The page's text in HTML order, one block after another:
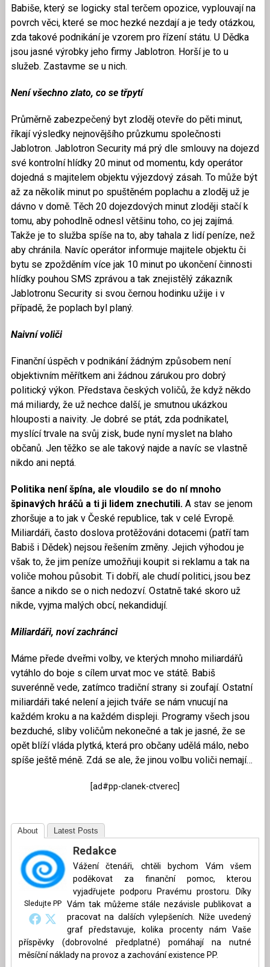
Babiše, který se logicky stal terčem opozice, vyplouvají na
povrch věci, které se moc hezké nezdají a je tedy otázkou,
zda takové podnikání je vzorem pro řízení státu. U Dědka
jsou jasné výrobky jeho firmy Jablotron. Horší je to u
služeb. Zastavme se u nich.
Není všechno zlato, co se třpytí
Průměrně zabezpečený byt zloděj otevře do pěti minut,
říkají výsledky nejnovějšího průzkumu společnosti
Jablotron. Jablotron Security má prý dle smlouvy na dojezd
své kontrolní hlídky 20 minut od momentu, kdy operátor
dojedná s majitelem objektu výjezdový zásah. To může být
až za několik minut po spuštěném poplachu a zloděj už je
dávno v domě. Těch 20 dojezdových minut zloději stačí k
tomu, aby pohodlně odnesl většinu toho, co jej zajímá.
Takže je to služba spíše na to, aby tahala z lidí peníze, než
aby chránila. Navíc operátor informuje majitele objektu či
bytu se zpožděním více jak 10 minut po ukončení činnosti
hlídky pouhou SMS zprávou a tak znejistělý zákazník
Jablotronu Security si svou černou hodinku užije i v
případě, že poplach byl planý.
Naivní voliči
Finanční úspěch v podnikání žádným způsobem není
objektivním měřítkem ani žádnou zárukou pro dobrý
politický výkon. Představa českých voličů, že když někdo
má miliardy, že už nechce další, je smutnou ukázkou
hlouposti a naivity. Je dobré se ptát, zda podnikatel,
myslící trvale na svůj zisk, bude nyní myslet na blaho
občanů. Jen těžko se ale takový najde a navíc se vlastně
nikdo ani neptá.
Politika není špína, ale vloudilo se do ní mnoho
špinavých hráčů a ti ji lidem znechutili. A stav se jenom
zhoršuje a to jak v České republice, tak v celé Evropě.
Miliardáři, často doslova protěžováni dotacemi (patří tam
Babiš i Dědek) nejsou řešením změny. Jejich výhodou je
však to, že jim peníze umožňuji koupit si reklamu a tak na
voliče mohou působit. Ti dobří, ale chudí politici, jsou bez
šance a nikdo se o nich nedozví. Ostatně také skoro už
nikde, vyjma malých obcí, nekandidují.
Miliardáři, noví zachránci
Máme přede dveřmi volby, ve kterých mnoho miliardářů
vytáhlo do boje s cílem urvat moc ve státě. Babiš
suverénně vede, zatímco tradiční strany si zoufají. Ostatní
miliardáři také nelení a jejich tváře se nám vnucují na
každém kroku a na každém displeji. Programy všech jsou
bezduché, sliby voličům nekonečné a tak je jasné, že se
opět blíží vláda plytká, která pro občany udělá málo, nebo
spíše ještě méně. Zdá se ale, že jinou volbu voliči nemají…
[ad#pp-clanek-ctverec]
About Latest Posts
Sledujte PP
Redakce
Vážení čtenáři, chtěli bychom Vám všem
poděkovat za finanční pomoc, kterou
vyjadřujete podporu Pravému prostoru. Díky
Vám tak můžeme stále nezávisle publikovat a
pracovat na dalších vylepšeních. Níže uvedený
graf představuje, kolika procenty nám Vaše
příspěvky (dobrovolné předplatné) pomáhají na nutné
měsíční náklady na provoz a zachování existence PP.